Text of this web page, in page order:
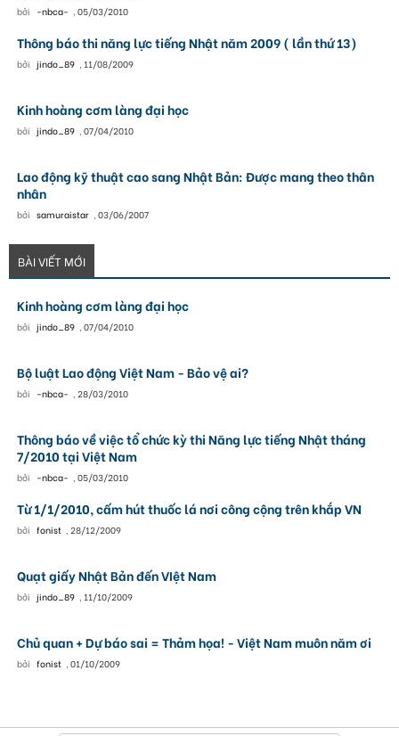
bởi -nbca- , 05/03/2010
Thông báo thi năng lực tiếng Nhật năm 2009 ( lần thứ 13)
bởi jindo_89 , 11/08/2009
Kinh hoàng cơm làng đại học
bởi jindo_89 , 07/04/2010
Lao động kỹ thuật cao sang Nhật Bản: Được mang theo thân
nhân
bởi samuraistar , 03/06/2007
BÀI VIẾT MỚI
Kinh hoàng cơm làng đại học
bởi jindo_89 , 07/04/2010
Bộ luật Lao động Việt Nam - Bảo vệ ai?
bởi -nbca- , 28/03/2010
Thông báo về việc tổ chức kỳ thi Năng lực tiếng Nhật tháng
7/2010 tại Việt Nam
bởi -nbca- , 05/03/2010
Từ 1/1/2010, cấm hút thuốc lá nơi công cộng trên khắp VN
bởi fonist , 28/12/2009
Quạt giấy Nhật Bản đến VIệt Nam
bởi jindo_89 , 11/10/2009
Chủ quan + Dự báo sai = Thảm họa! - Việt Nam muôn năm ơi
bởi fonist , 01/10/2009